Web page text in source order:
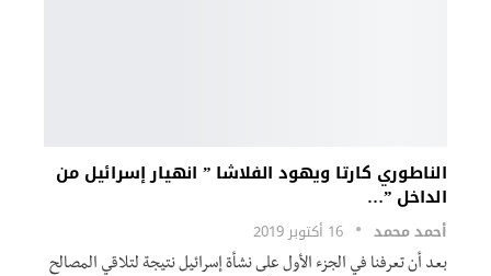
الناطوري كارتا ويهود الفلاشا ” انهيار إسرائيل من
الداخل ”…
أحمد محمد 16 أكتوبر 2019
بعد أن تعرفنا في الجزء الأول على نشأة إسرائيل نتيجة لتلاقي المصالح